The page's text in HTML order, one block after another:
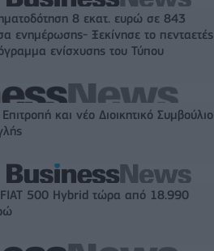
8 εκατ. ευρώ σε 843
ενημέρωσης- Ξεκίνησε το πενταετές
ενίσχυσης του Τύπου
και νέο Διοικητικό Συμβούλιο
500 Hybrid τώρα από 18.990